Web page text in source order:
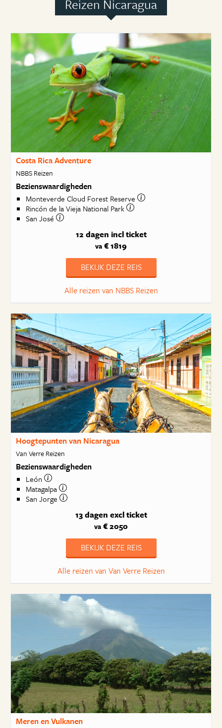
Reizen Nicaragua
Costa Rica Adventure
NBBS Reizen
Bezienswaardigheden
Monteverde Cloud Forest Reserve
Rincón de la Vieja National Park
San José
12 dagen incl ticket
va € 1819
BEKIJK DEZE REIS
Alle reizen van NBBS Reizen
Hoogtepunten van Nicaragua
Van Verre Reizen
Bezienswaardigheden
León
Matagalpa
San Jorge
13 dagen excl ticket
va € 2050
BEKIJK DEZE REIS
Alle reizen van Van Verre Reizen
Meren en Vulkanen